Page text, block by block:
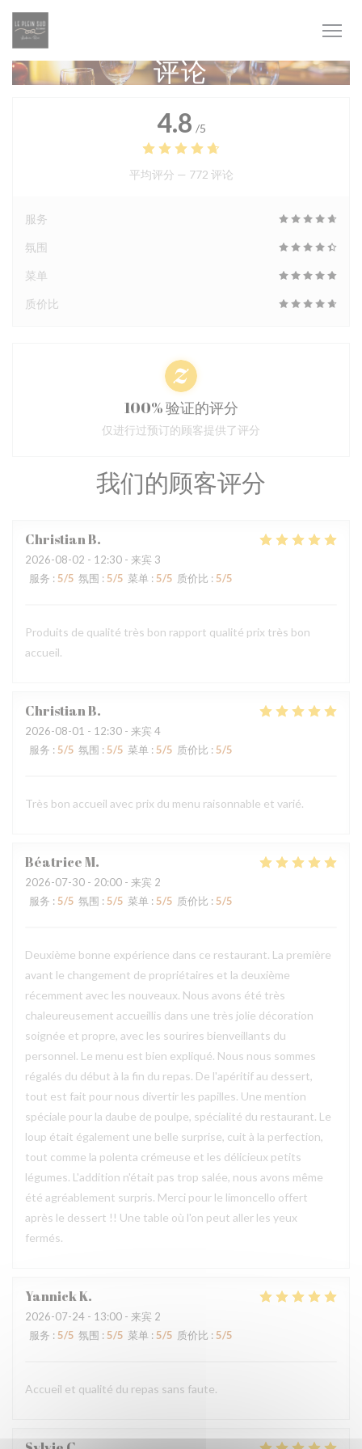
Cookie管理面板
评论
我们的顾客评分
ChristianB
2026-08-02 - 12:30 - 来宾 3
服务 : 5/5 氛围 : 5/5 菜单 : 5/5 质价比 : 5/5
Produits de qualité très bon rapport qualité prix très bon
accueil.
ChristianB
2026-08-01 - 12:30 - 来宾 4
服务 : 5/5 氛围 : 5/5 菜单 : 5/5 质价比 : 5/5
Très bon accueil avec prix du menu raisonnable et varié.
BéatriceM
2026-07-30 - 20:00 - 来宾 2
服务 : 5/5 氛围 : 5/5 菜单 : 5/5 质价比 : 5/5
Deuxième bonne expérience dans ce restaurant. La première
avant le changement de propriétaires et la deuxième
récemment avec les nouveaux. Nous avons été très
chaleureusement accueillis dans une très jolie décoration
soignée et propre, avec les sourires bienveillants du
personnel. Le menu est bien expliqué. Nous nous sommes
régalés du début à la fin du repas. De l'apéritif au dessert,
tout est fait pour nous divertir les papilles. Une mention
spéciale pour la daube de poulpe, spécialité du restaurant. Le
loup était également une belle surprise, cuit à la perfection,
tout comme la polenta crémeuse et les délicieux petits
légumes. L'addition n'était pas trop salée, nous avons même
été agréablement surpris. Merci pour le limoncello offert
après le dessert !! Une table où l'on peut aller les yeux
fermés.
YannickK
2026-07-24 - 13:00 - 来宾 2
服务 : 5/5 氛围 : 5/5 菜单 : 5/5 质价比 : 5/5
Accueil et qualité du repas sans faute.
4.8 /5
平均评分 — 772 评论
服务
氛围
菜单
质价比
100% 验证的评分
仅进行过预订的顾客提供了评分